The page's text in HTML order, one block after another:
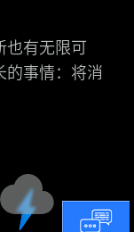
也有无限可
的事情：将消
凯
奇